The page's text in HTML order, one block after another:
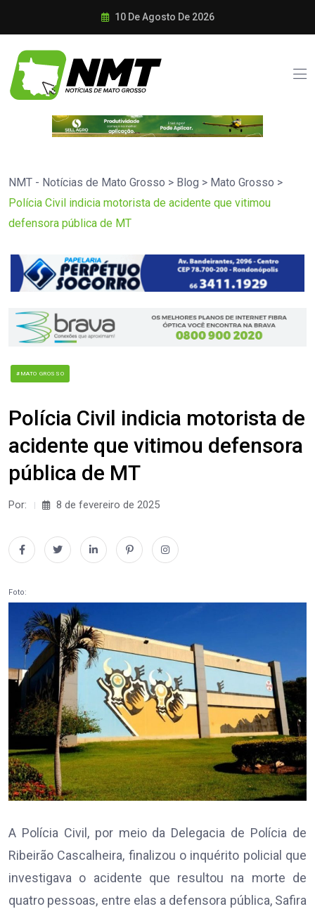
10 De Agosto De 2026
NMT - Notícias de Mato Grosso > Blog > Mato Grosso >
Polícia Civil indicia motorista de acidente que vitimou
defensora pública de MT
#MATO GROSSO
Polícia Civil indicia motorista de
acidente que vitimou defensora
pública de MT
Por: 8 de fevereiro de 2025
Foto:
A Polícia Civil, por meio da Delegacia de Polícia de
Ribeirão Cascalheira, finalizou o inquérito policial que
investigava o acidente que resultou na morte de
quatro pessoas, entre elas a defensora pública, Safira